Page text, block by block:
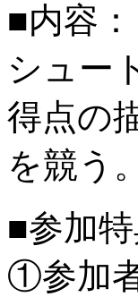
■内容：
シュー
得点の
を競う。
■参加特
①参加